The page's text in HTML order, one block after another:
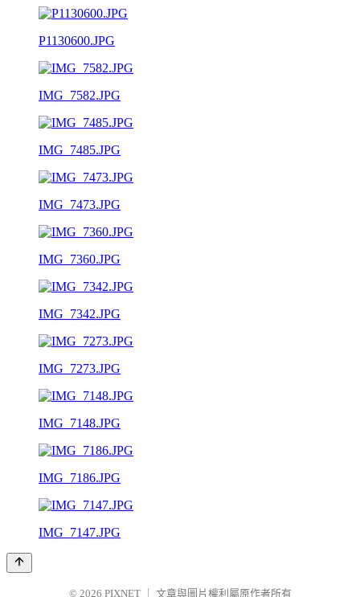
P1130600.JPG
IMG_7582.JPG
IMG_7485.JPG
IMG_7473.JPG
IMG_7360.JPG
IMG_7342.JPG
IMG_7273.JPG
IMG_7148.JPG
IMG_7186.JPG
IMG_7147.JPG
© 2026 PIXNET 文章與圖片權利屬原作者所有